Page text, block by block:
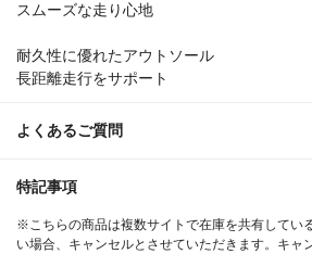
スムーズな走り心地
耐久性に優れたアウトソール
長距離走行をサポート
よくあるご質問
特記事項
※こちらの商品は複数サイトで在庫を共有してい
い場合、キャンセルとさせていただきます。キャ